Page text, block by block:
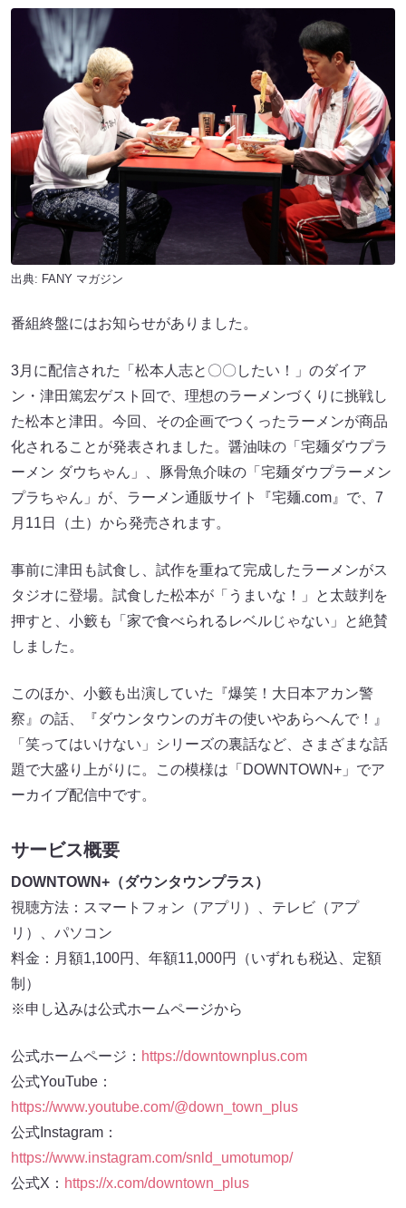
出典: FANY マガジン
番組終盤にはお知らせがありました。
3月に配信された「松本人志と〇〇したい！」のダイア
ン・津田篤宏ゲスト回で、理想のラーメンづくりに挑戦し
た松本と津田。今回、その企画でつくったラーメンが商品
化されることが発表されました。醤油味の「宅麺ダウプラ
ーメン ダウちゃん」、豚骨魚介味の「宅麺ダウプラーメン
プラちゃん」が、ラーメン通販サイト『宅麺.com』で、7
月11日（土）から発売されます。
事前に津田も試食し、試作を重ねて完成したラーメンがス
タジオに登場。試食した松本が「うまいな！」と太鼓判を
押すと、小籔も「家で食べられるレベルじゃない」と絶賛
しました。
このほか、小籔も出演していた『爆笑！大日本アカン警
察』の話、『ダウンタウンのガキの使いやあらへんで！』
「笑ってはいけない」シリーズの裏話など、さまざまな話
題で大盛り上がりに。この模様は「DOWNTOWN+」でア
ーカイブ配信中です。
サービス概要
DOWNTOWN+（ダウンタウンプラス）
視聴方法：スマートフォン（アプリ）、テレビ（アプ
リ）、パソコン
料金：月額1,100円、年額11,000円（いずれも税込、定額
制）
※申し込みは公式ホームページから
公式ホームページ： https://downtownplus.com
公式YouTube：
https://www.youtube.com/@down_town_plus
公式Instagram：
https://www.instagram.com/snld_umotumop/
公式X： https://x.com/downtown_plus